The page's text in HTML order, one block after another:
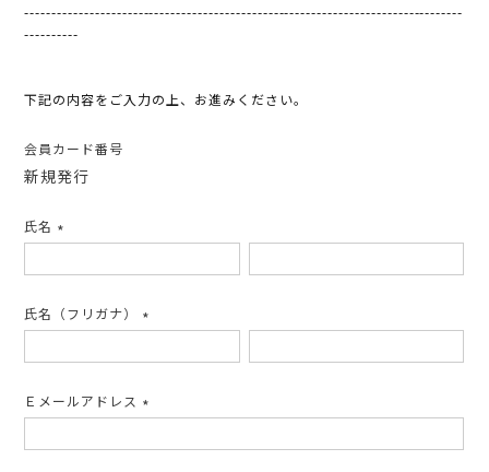
---------------------------------------------------------------------------------
----------
下記の内容をご入力の上、お進みください。
会員カード番号
新規発行
氏名
須)
氏名（フリガナ）
須)
Ｅメールアドレス
須)